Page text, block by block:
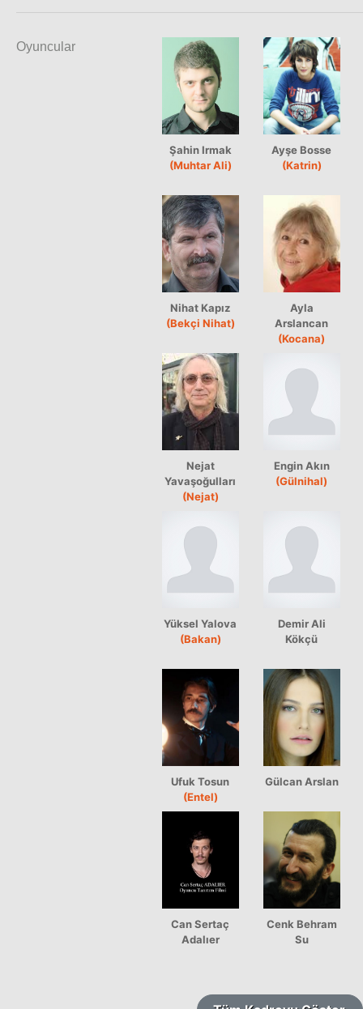
Oyuncular
Şahin Irmak
(Muhtar Ali)
Ayşe Bosse
(Katrin)
Nihat Kapız
(Bekçi Nihat)
Ayla
Arslancan
(Kocana)
Nejat
Yavaşoğulları
(Nejat)
Engin Akın
(Gülnihal)
Yüksel Yalova
(Bakan)
Demir Ali
Kökçü
Ufuk Tosun
(Entel)
Gülcan Arslan
Can Sertaç
Adalıer
Cenk Behram
Su